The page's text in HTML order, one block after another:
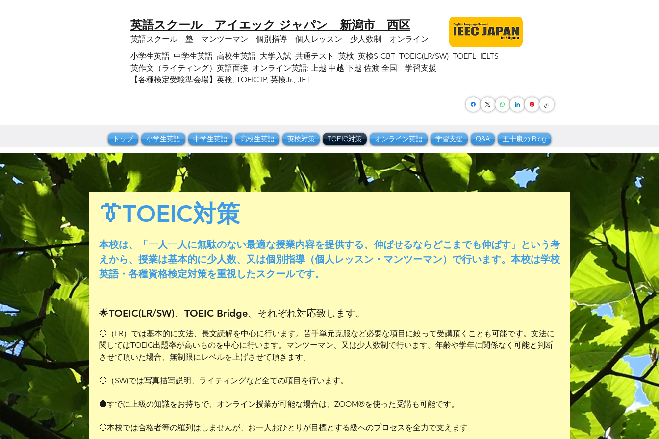
​英語スクール アイエック ジャパン 新潟市 西区
​英語スクール 塾 マンツーマン 個別指導 個人レッスン 少人数制 オンライン
小学生英語 中学生英語 高校生英語 大学入試 共通テスト 英検 英検S-CBT TOEIC(LR/SW) TOEFL IELTS
英作文（ライティング）英語面接 オンライン英語: 上越 中越 下越 佐渡 全国 学習支援
【各種検定受験準会場】 英検, TOEIC IP, 英検Jr., JET
トップ 小学生英語 中学生英語 高校生英語 英検対策 TOEIC対策 オンライン英語 学習支援 Q&A 五十嵐の Blog
​👔TOEIC対策
本校は、「一人一人に無駄のない最適な授業内容を提供する、伸ばせるならどこまでも伸ばす」という考
えから、授業は基本的に少人数、又は個別指導（個人レッスン・マンツーマン）で行います。本校は学校
英語・各種資格検定対策を重視したスクールです。
🌟TOEIC(LR/SW)、TOEIC Bridge、それぞれ対応致します。
🔵（LR）では基本的に文法、長文読解を中心に行います。苦手単元克服など必要な項目に絞って受講頂くことも可能です。文法に
関してはTOEIC出題率が高いものを中心に行います。マンツーマン、又は少人数制で行います。年齢や学年に関係なく可能と判断
させて頂いた場合、無制限にレベルを上げさせて頂きます。
🔵（SW)では写真描写説明、ライティングなど全ての項目を行います。
🔵すでに上級の知識をお持ちで、オンライン授業が可能な場合は、ZOOM®を使った受講も可能です。
🔵本校では合格者等の羅列はしませんが、お一人おひとりが目標とする級へのプロセスを全力で支えます